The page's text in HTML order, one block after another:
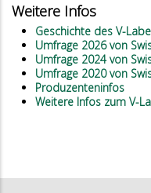
Weitere Infos
Geschichte des V-
Umfrage 2026 von
Umfrage 2024 von
Umfrage 2020 von
Produzenteninfos
Weitere Infos zum V-